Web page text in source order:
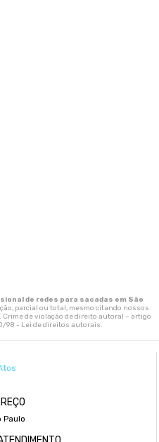
de redes para sacadas em São
parcial ou total, mesmo citando nossos
de violação de direito autoral – artigo
98 - Lei de direitos autorais.
Paulo